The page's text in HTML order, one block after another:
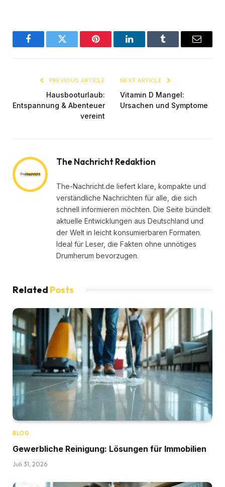
FacebookTwitter Pinterest LinkedInTumblr Email
PREVIOUS ARTICLE
Hausbooturlaub:
Entspannung & Abenteuer
vereint
NEXT ARTICLE
Vitamin D Mangel:
Ursachen und Symptome
The Nachricht Redaktion
The-Nachricht.de liefert klare, kompakte und
verständliche Nachrichten für alle, die sich
schnell informieren möchten. Die Seite bündelt
aktuelle Entwicklungen aus Deutschland und
der Welt in leicht konsumierbaren Formaten.
Ideal für Leser, die Fakten ohne unnötiges
Drumherum bevorzugen.
Related Posts
BLOG
Gewerbliche Reinigung: Lösungen für Immobilien
Juli 31, 2026